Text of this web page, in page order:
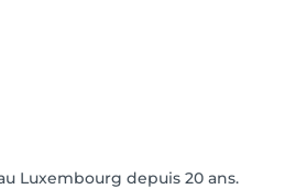
Luxembourg depuis 20 ans.